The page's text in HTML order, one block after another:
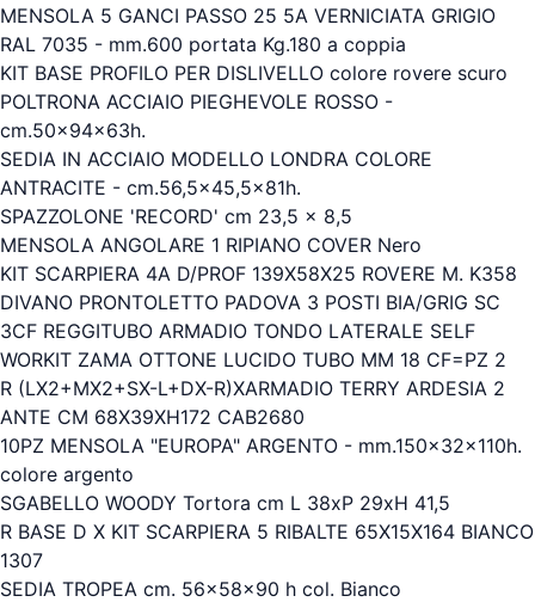
MENSOLA 5 GANCI PASSO 25 5A VERNICIATA GRIGIO
RAL 7035 - mm.600 portata Kg.180 a coppia
KIT BASE PROFILO PER DISLIVELLO colore rovere scuro
POLTRONA ACCIAIO PIEGHEVOLE ROSSO -
cm.50x94x63h.
SEDIA IN ACCIAIO MODELLO LONDRA COLORE
ANTRACITE - cm.56,5x45,5x81h.
SPAZZOLONE 'RECORD' cm 23,5 x 8,5
MENSOLA ANGOLARE 1 RIPIANO COVER Nero
KIT SCARPIERA 4A D/PROF 139X58X25 ROVERE M. K358
DIVANO PRONTOLETTO PADOVA 3 POSTI BIA/GRIG SC
3CF REGGITUBO ARMADIO TONDO LATERALE SELF
WORKIT ZAMA OTTONE LUCIDO TUBO MM 18 CF=PZ 2
R (LX2+MX2+SX-L+DX-R)XARMADIO TERRY ARDESIA 2
ANTE CM 68X39XH172 CAB2680
10PZ MENSOLA "EUROPA" ARGENTO - mm.150x32x110h.
colore argento
SGABELLO WOODY Tortora cm L 38xP 29xH 41,5
R BASE D X KIT SCARPIERA 5 RIBALTE 65X15X164 BIANCO
1307
SEDIA TROPEA cm. 56x58x90 h col. Bianco